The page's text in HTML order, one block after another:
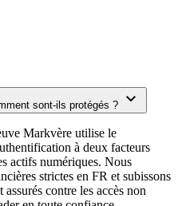
sont-ils protégés ?
Markvère utilise le
à deux facteurs
actifs numériques. Nous
strictes en FR et subissons
contre les accès non